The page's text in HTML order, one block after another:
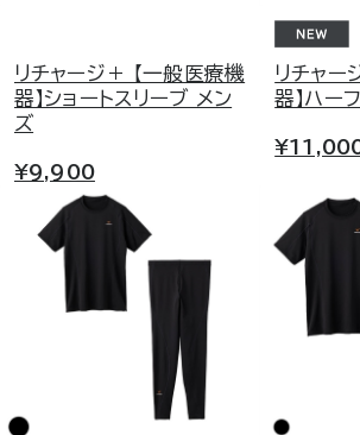
リチャージ＋ 【一般医療機
器】ショートスリーブ メン
ズ
¥9,900
リチャー
器】ハー